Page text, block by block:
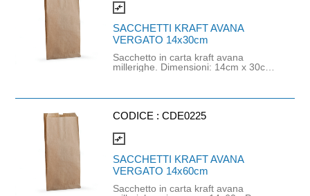
compare_arrows
SACCHETTI KRAFT AVANA
VERGATO 14x30cm
Sacchetto in carta kraft avana
millerighe. Dimensioni: 14cm x 30cm.
cartone sono presenti circa 1163
CODICE :CDE0225
compare_arrows
SACCHETTI KRAFT AVANA
VERGATO 14x60cm
Sacchetto in carta kraft avana